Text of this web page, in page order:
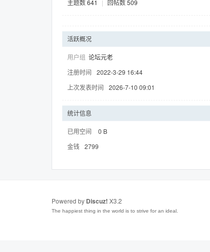
主题数641 | 回帖数509
活跃概况
用户组 论坛元老
注册时间
2022-3-29 16:44
上次发表时间
2026-7-10 09:01
统计信息
已用空间 0 B
金钱
2799
Powered by Discuz! X3.2
The happiest thing in the world is to strive for an ideal.